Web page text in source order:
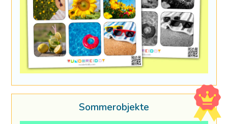
Sommerobjekte